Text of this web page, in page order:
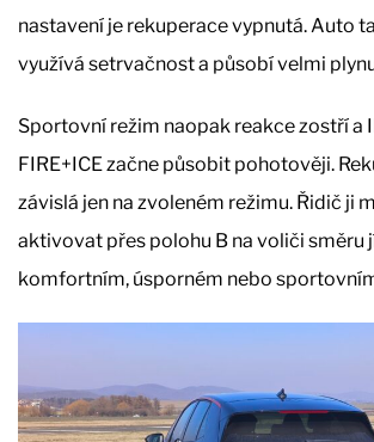
nastavení je rekuperace vypnutá. Auto
využívá setrvačnost a působí velmi
Sportovní režim naopak reakce zostří a
FIRE+ICE začne působit pohotověji.
závislá jen na zvoleném režimu. Řidič ji
aktivovat přes polohu B na voliči směru
komfortním, úsporném nebo